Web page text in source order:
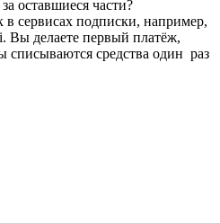
оставшиеся части?
в сервисах подписки, например,
Вы делаете первый платёж,
списываются средства один раз